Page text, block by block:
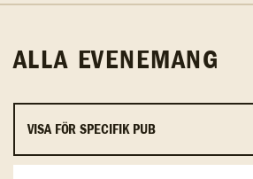
ALLA EVENEMANG